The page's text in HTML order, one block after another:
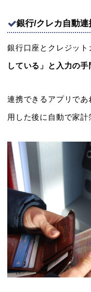
銀行/クレカ自動連
銀行口座とクレジット
している」と入力の手
連携できるアプリであ
用した後に自動で家計